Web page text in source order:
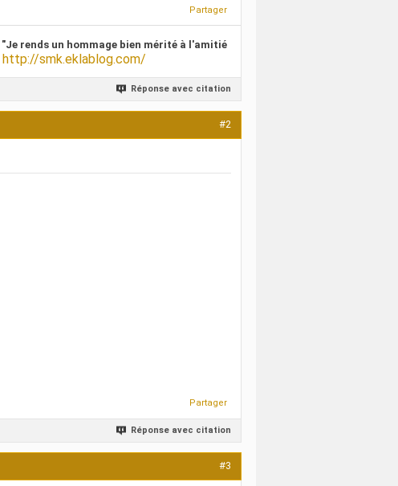
Partager
"Je rends un hommage bien mérité à l'amitié
http://smk.eklablog.com/
Réponse avec citation
#2
Partager
Réponse avec citation
#3